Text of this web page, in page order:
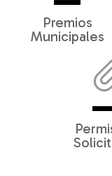
Premios
Municipales